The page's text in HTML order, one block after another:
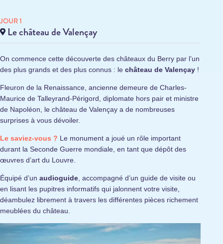
JOUR 1
Le château de Valençay
On commence cette découverte des châteaux du Berry par l’un
des plus grands et des plus connus : le château de Valençay !
Fleuron de la Renaissance, ancienne demeure de Charles-
Maurice de Talleyrand-Périgord, diplomate hors pair et ministre
de Napoléon, le château de Valençay a de nombreuses
surprises à vous dévoiler.
Le saviez-vous ? Le monument a joué un rôle important
durant la Seconde Guerre mondiale, en tant que dépôt des
œuvres d’art du Louvre.
Équipé d’un audioguide , accompagné d’un guide de visite ou
en lisant les pupitres informatifs qui jalonnent votre visite,
déambulez librement à travers les différentes pièces richement
meublées du château.